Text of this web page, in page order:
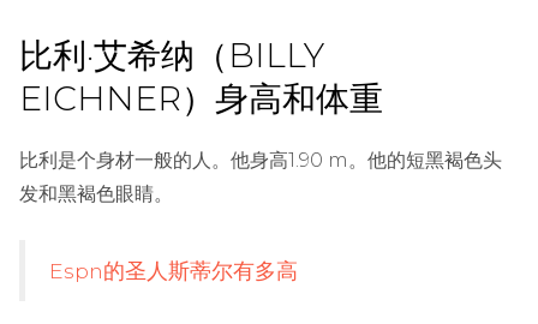
比利·艾希纳（BILLY
EICHNER）身高和体重
比利是个身材一般的人。他身高1.90 m。他的短黑褐色头
发和黑褐色眼睛。
Espn的圣人斯蒂尔有多高